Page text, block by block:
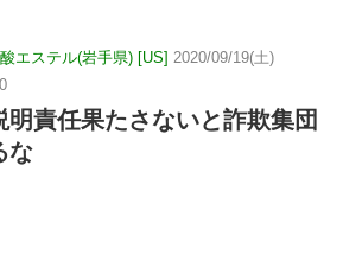
エステル(岩手県) [US] 2020/09/19(土)
責任果たさないと詐欺集団
な